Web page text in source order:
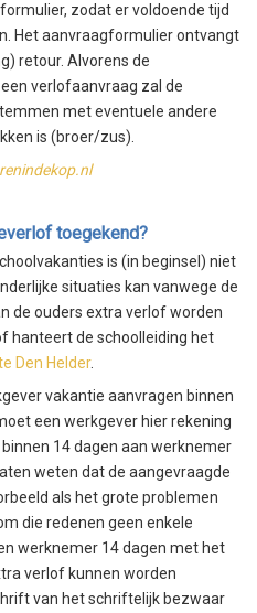
zodat er voldoende tijd
Het aanvraagformulier ontvangt
retour. Alvorens de
verlofaanvraag zal de
met eventuele andere
is (broer/zus).
toegekend?
is (in beginsel) niet
situaties kan vanwege de
de ouders extra verlof worden
hanteert de schoolleiding het
Den Helder.
vakantie aanvragen binnen
een werkgever hier rekening
14 dagen aan werknemer
weten dat de aangevraagde
als het grote problemen
die redenen geen enkele
werknemer 14 dagen met het
verlof kunnen worden
van het schriftelijk bezwaar